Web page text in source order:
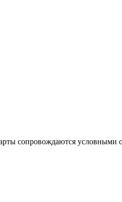
сопровождаются условными